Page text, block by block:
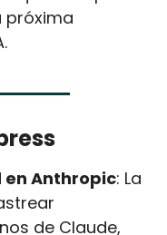
próxima
Anthropic: La
de Claude,